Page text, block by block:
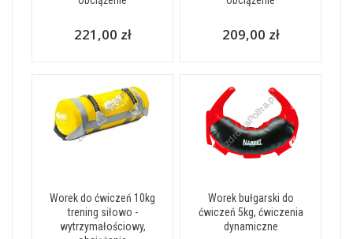
221,00 zł 209,00 zł
Worek do ćwiczeń 10kg
trening siłowo -
wytrzymałościowy,
Worek bułgarski do
ćwiczeń 5kg, ćwiczenia
dynamiczne